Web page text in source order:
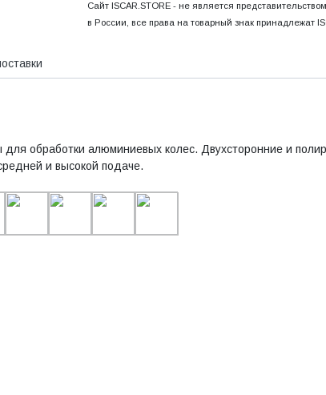
Сайт ISCAR.STORE - не является
в России, все права на товарный знак принадлежат
обработки алюминиевых колес. Двухсторонние и
и высокой подаче.